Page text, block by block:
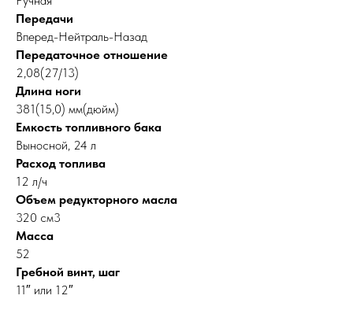
Передачи
Вперед-Нейтраль-Назад
Передаточное отношение
2,08(27/13)
Длина ноги
381(15,0) мм(дюйм)
Емкость топливного бака
Выносной, 24 л
Расход топлива
12 л/ч
Объем редукторного масла
320 см3
Масса
52
Гребной винт, шаг
11″ или 12″